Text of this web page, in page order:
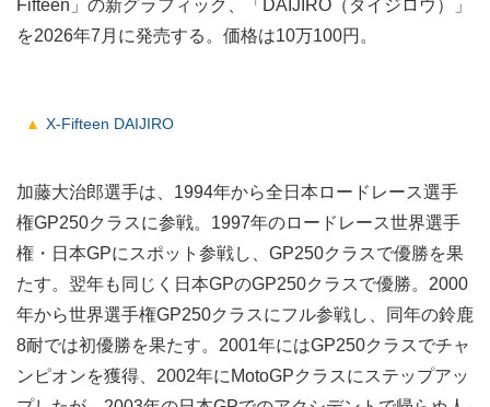
Fifteen」の新グラフィック、「DAIJIRO（ダイジロウ）」
を2026年7月に発売する。価格は10万100円。
X-Fifteen DAIJIRO
加藤大治郎選手は、1994年から全日本ロードレース選手
権GP250クラスに参戦。1997年のロードレース世界選手
権・日本GPにスポット参戦し、GP250クラスで優勝を果
たす。翌年も同じく日本GPのGP250クラスで優勝。2000
年から世界選手権GP250クラスにフル参戦し、同年の鈴鹿
8耐では初優勝を果たす。2001年にはGP250クラスでチャ
ンピオンを獲得、2002年にMotoGPクラスにステップアッ